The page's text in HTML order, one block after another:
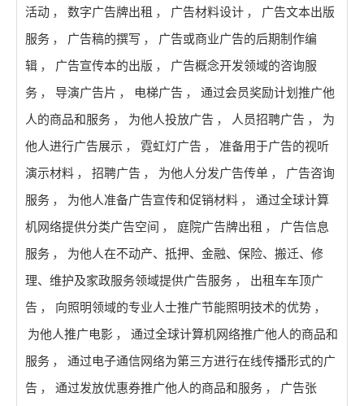
活动 ， 数字广告牌出租 ， 广告材料设计 ，
广告文本出版
服务 ， 广告稿的撰写 ，
广告或商业广告的后期制作编
辑 ， 广告宣传本的出版 ，
广告概念开发领域的咨询服
务 ， 导演广告片 ， 电梯广告 ，
通过会员奖励计划推广他
人的商品和服务 ， 为他人投放广告 ， 人员招聘广告 ，
为
他人进行广告展示 ， 霓虹灯广告 ，
准备用于广告的视听
演示材料 ， 招聘广告 ， 为他人分发广告传单 ，
广告咨询
服务 ， 为他人准备广告宣传和促销材料 ，
通过全球计算
机网络提供分类广告空间 ， 庭院广告牌出租 ，
广告信息
服务 ，
为他人在不动产、抵押、金融、保险、搬迁、修
理、维护及家政服务领域提供广告服务 ，
出租车车顶广
告 ， 向照明领域的专业人士推广节能照明技术的优势 ，
为他人推广电影 ，
通过全球计算机网络推广他人的商品和
服务 ，
通过电子通信网络为第三方进行在线传播形式的广
告 ， 通过发放优惠券推广他人的商品和服务 ，
广告张